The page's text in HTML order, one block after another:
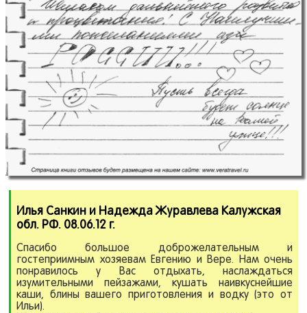
Илья Санкин и Надежда Журавлева Калужская
обл. РФ. 08.06.12 г.
Спасибо большое доброжелательным и
гостеприимным хозяевам Евгению и Вере. Нам очень
понравилось у Вас отдыхать, наслаждаться
изумительными пейзажами, кушать наивкуснейшие
каши, блины вашего приготовления и водку (это от
Ильи).